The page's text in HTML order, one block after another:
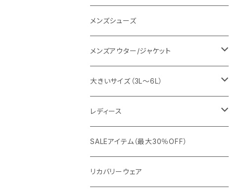
URBAN SQUARE
EDWIN
snow peak
G-stage
TETEHOMME
TAION
スラックス
ワイシャツ
シューズ
フォーマル
Tシャツ/ポロシャツ
シャツ/ポロシャツ
パーカー/スウェット
ニット
デニムパンツ
イージーパンツ
スラックス
メンズシューズ
メンズアウター/ジャケット
ジャケット
カジュアルジャケット
ビジネスジャケット
ブルゾン
コート
マウンテンパーカー/アウトドア
大きいサイズ（3L～6L）
ビジネス
セットアップ
ワイシャツ
カジュアル
ニット/Tシャツ/カットソー
アウター
レディース
アウター
トップス（ブラウス/カットソー）
SALEアイテム（最大30％OFF）
リカバリーウェア